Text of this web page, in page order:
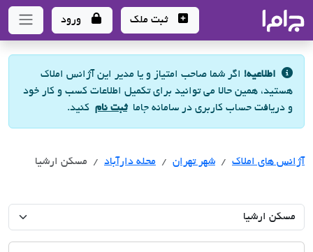
- سامانه جامع املاک و مشاورین املاک
ثبت ملک ورود
اطلاعیه! اگر شما صاحب امتیاز و یا مدیر این آژانس املاک
هستید، همین حالا می توانید برای تکمیل اطلاعات کسب و کار خود
و دریافت حساب کاربری در سامانه جاماثبت نام کنید.
آژانس های املاک آژانس های املاک
شهر تهران آژانس های املاک
محله دارآباد مسکن ارشیا